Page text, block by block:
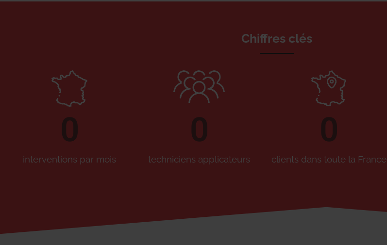
Chiffres clés
interventions par mois
0
techniciens applicateurs
0
clients dans toute la France
0